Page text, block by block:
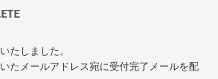
たしました。
たメールアドレス宛に受付完了メールを配